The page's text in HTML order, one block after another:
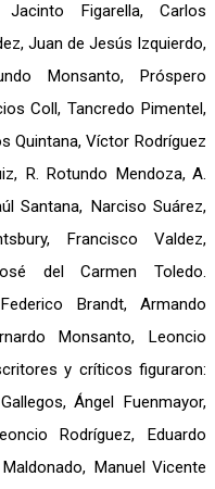
Figarella, Carlos
Juan de Jesús Izquierdo,
Monsanto, Próspero
Coll, Tancredo Pimentel,
Quintana, Víctor Rodríguez
R. Rotundo Mendoza, A.
Santana, Narciso Suárez,
Francisco Valdez,
del Carmen Toledo.
Brandt, Armando
Monsanto, Leoncio
y críticos figuraron:
Ángel Fuenmayor,
Rodríguez, Eduardo
Manuel Vicente